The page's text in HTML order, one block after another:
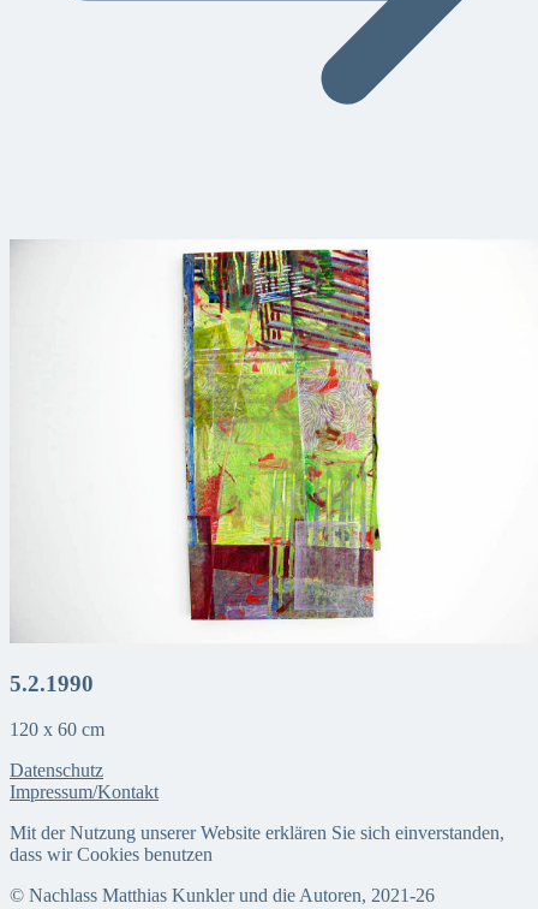
5.2.1990
120 x 60 cm
Datenschutz
Impressum/Kontakt
Mit der Nutzung unserer Website erklären Sie sich einverstanden,
dass wir Cookies benutzen
© Nachlass Matthias Kunkler und die Autoren, 2021-26